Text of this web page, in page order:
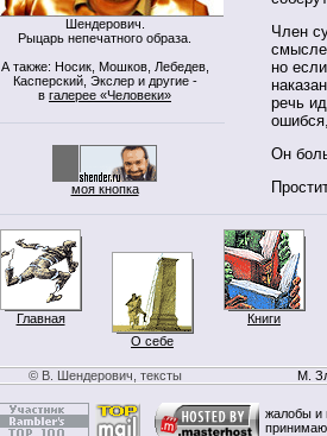
Шендерович.
Рыцарь непечатного образа.
А также: Носик, Мошков, Лебедев,
Касперский, Экслер и другие -
в галерее «Человеки»
моя кнопка
Член
но
речь
Он
Главная
О себе
Книги
© В. Шендерович, тексты М.
жалобы и